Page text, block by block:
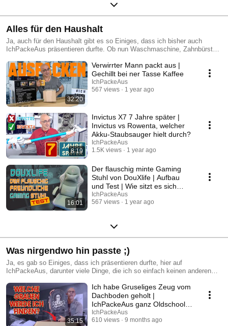
Alles für den Haushalt
Ja, auch für den Haushalt gibt es so Einiges, dass ich bisher auch
IchPackeAus präsentieren durfte. Ob nun Waschmaschine, Zahnbürste
32:20
Verwirrter Mann packt aus |
Gechillt bei ner Tasse Kaffee
IchPackeAus
567 views
1 year ago
8:19
Invictus X7 7 Jahre später |
Invictus vs Rowenta, welcher
Akku-Staubsauger hielt durch?
IchPackeAus
1.5K views
1 year ago
16:01
Der flauschig minte Gaming
Stuhl von DouXlife | Aufbau
und Test | Wie sitzt es sich
darauf?
IchPackeAus
567 views
1 year ago
Was nirgendwo hin passte ;)
Ja, es gab so Einiges, dass ich präsentieren durfte, hier auf
IchPackeAus, darunter viele Dinge, die ich so einfach keinen anderen
mit netten Dingen ;)
35:15
Ich habe Gruseliges Zeug vom
Dachboden geholt |
IchPackeAus ganz Oldschool
und gechillt
IchPackeAus
610 views
9 months ago